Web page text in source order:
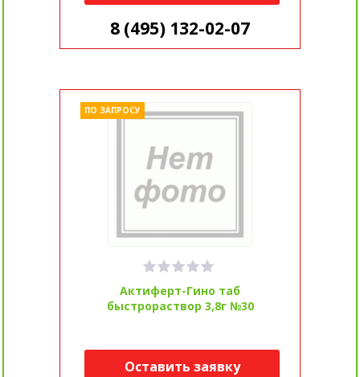
8 (495) 132-02-07
Актиферт-Гино таб
быстрораствор 3,8г №30
ПО ЗАПРОСУ
Оставить заявку